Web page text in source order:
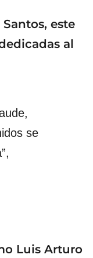
este
al
se
Luis Arturo